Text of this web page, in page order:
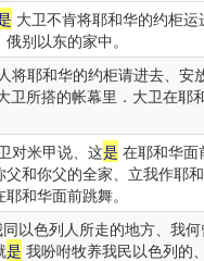
大卫不肯将耶和华的约柜
别以东的家中。
将耶和华的约柜请进去、安
卫所搭的帐幕里．大卫在耶
对米甲说、这是 在耶和华面
父和你父的全家、立我作耶
和华面前跳舞。
同以色列人所走的地方、我
是 我吩咐牧养我民以色列的